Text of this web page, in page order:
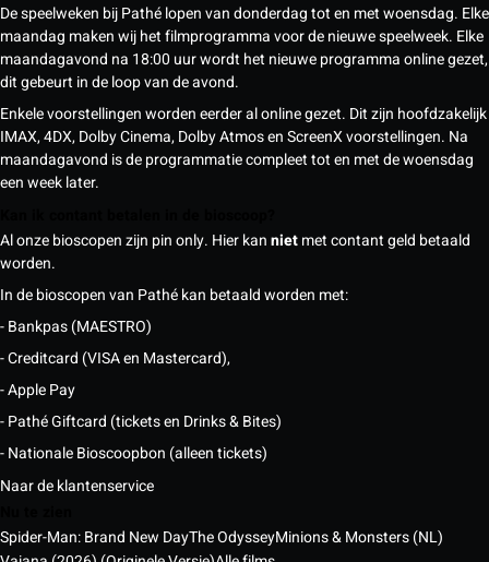
De speelweken bij Pathé lopen van donderdag tot en met woensdag. Elke
maandag maken wij het filmprogramma voor de nieuwe speelweek. Elke
maandagavond na 18:00 uur wordt het nieuwe programma online gezet,
dit gebeurt in de loop van de avond.
Enkele voorstellingen worden eerder al online gezet. Dit zijn hoofdzakelijk
IMAX, 4DX, Dolby Cinema, Dolby Atmos en ScreenX voorstellingen. Na
maandagavond is de programmatie compleet tot en met de woensdag
een week later.
Al onze bioscopen zijn pin only. Hier kannietmet contant geld betaald
worden.
In de bioscopen van Pathé kan betaald worden met:
- Bankpas (MAESTRO)
- Creditcard (VISA en Mastercard),
- Apple Pay
- Pathé Giftcard (tickets en Drinks & Bites)
- Nationale Bioscoopbon (alleen tickets)
Naar de klantenservice
Spider-Man: Brand New DayThe OdysseyMinions & Monsters (NL)